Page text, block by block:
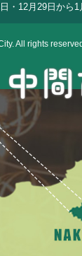
・12月29日から1
All rights